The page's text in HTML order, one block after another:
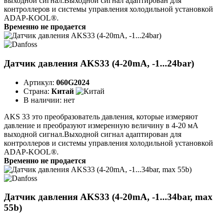
контроллеров и системы управления холодильной установкой
ADAP-KOOL®.
Временно не продается
Датчик давления AKS33 (4-20mA, -1...24bar)
Артикул: 060G2024
Страна: Китай
В наличии: нет
AKS 33 это преобразователь давления, которые измеряют
давление и преобразуют измеренную величину в 4-20 мA
выходной сигнал.Выходной сигнал адаптирован для
контроллеров и системы управления холодильной установкой
ADAP-KOOL®.
Временно не продается
Датчик давления AKS33 (4-20mA, -1...34bar, max
55b)